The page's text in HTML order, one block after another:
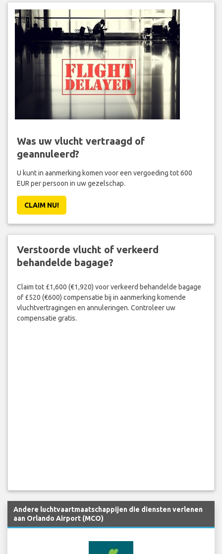
Was uw vlucht vertraagd of
geannuleerd?
U kunt in aanmerking komen voor een vergoeding tot 600
EUR per persoon in uw gezelschap.
CLAIM NU!
Verstoorde vlucht of verkeerd
behandelde bagage?
Claim tot £1,600 (€1,920) voor verkeerd behandelde bagage
of £520 (€600) compensatie bij in aanmerking komende
vluchtvertragingen en annuleringen. Controleer uw
compensatie gratis.
Andere luchtvaartmaatschappijen die diensten verlenen
aan Orlando Airport (MCO)